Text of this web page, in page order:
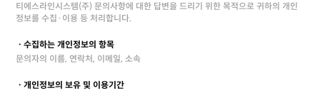
티에스라인시스템(주) 문의사항에 대한 답변을 드리기 위한 목적으로 귀하의 개인
정보를 수집·이용 등 처리합니다.
ㆍ수집하는 개인정보의 항목
문의자의 이름, 연락처, 이메일, 소속
ㆍ개인정보의 보유 및 이용기간